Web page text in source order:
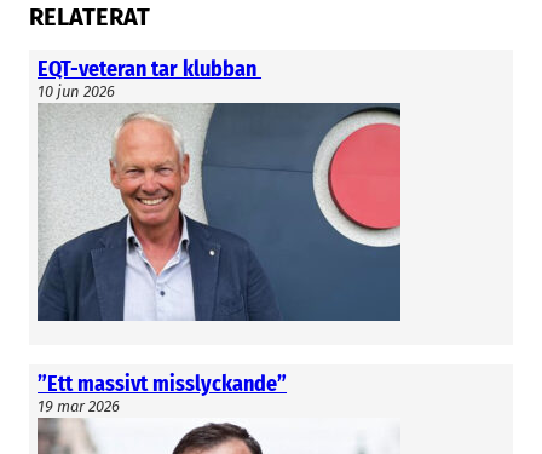
Inför mothandelsystem och avtal med
Investera i lokal planerbar elproduktion och
utbyggd nätöverföringskapacitet. Använd
inbetalda flaskhalsintäkter till vad de är
avsedda för.
Säkerställ tillämpning av marginalprissättning av
Nord Pool elproduktions-struktur baserat på
”cost plus” i enlighet med det regelverk som är
satt för Nord Pool.
Dela upp Svenska Kraftnät i två enheter, en
myndighetsdel och ett affärsverk. Detta då det är
att vinstmaximera affärsverksdelen – vilket slår
hårt på företag och konsumenter i Sverige i
prisområde 3 och framförallt 4.
RELATERAT
EQT-veteran tar klubban
10 jun 2026
”Ett massivt misslyckande”
19 mar 2026